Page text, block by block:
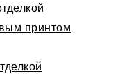
принтом